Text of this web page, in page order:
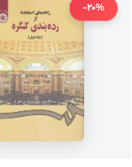
-20%